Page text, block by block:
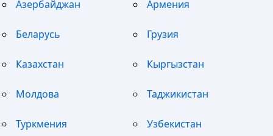
Азербайджан Армения
Беларусь Грузия
Казахстан Кыргызстан
Молдова Таджикистан
Туркмения Узбекистан